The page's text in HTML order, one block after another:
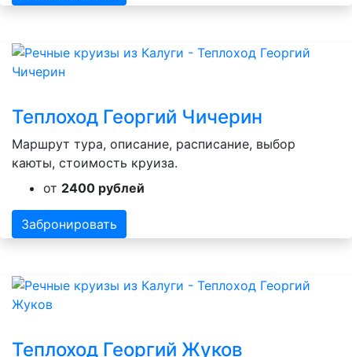
Теплоход Георгий Чичерин
Маршрут тура, описание, расписание, выбор
каюты, стоимость круиза.
от 2400 рублей
Забронировать
Теплоход Георгий Жуков